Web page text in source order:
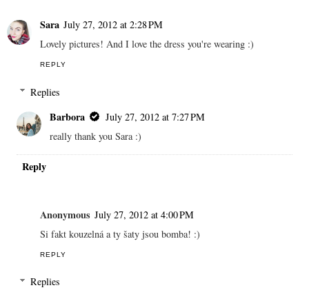
Sara July 27, 2012 at 2:28 PM
Lovely pictures! And I love the dress you're wearing :)
REPLY
Replies
Barbora
July 27, 2012 at 7:27 PM
really thank you Sara :)
Reply
Anonymous July 27, 2012 at 4:00 PM
Si fakt kouzelná a ty šaty jsou bomba! :)
REPLY
Replies